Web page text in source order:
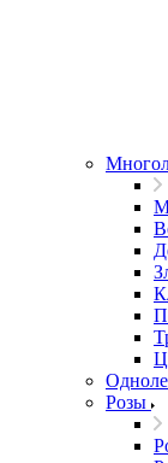
Розы